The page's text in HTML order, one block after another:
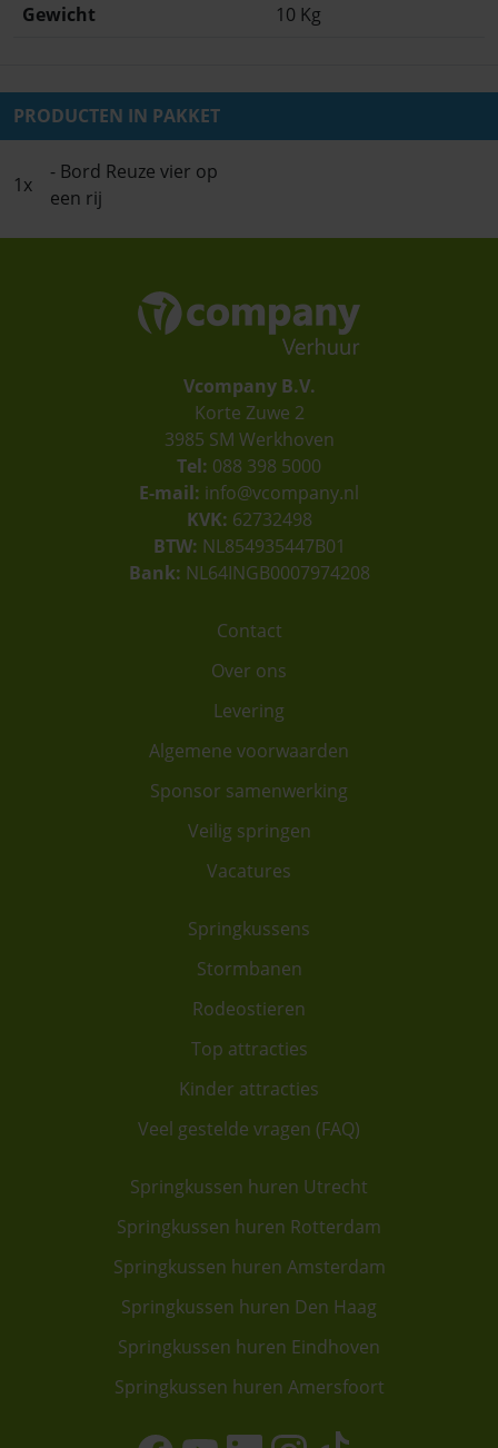
Gewicht
10 Kg
PRODUCTEN IN PAKKET
1x
- Bord Reuze vier op
een rij
Vcompany B.V.
Korte Zuwe 2
3985 SM Werkhoven
Tel: 088 398 5000
E-mail: info@vcompany.nl
KVK: 62732498
BTW: NL854935447B01
Bank: NL64INGB0007974208
Contact
Over ons
Levering
Algemene voorwaarden
Sponsor samenwerking
Veilig springen
Vacatures
Springkussens
Stormbanen
Rodeostieren
Top attracties
Kinder attracties
Veel gestelde vragen (FAQ)
Springkussen huren Utrecht
Springkussen huren Rotterdam
Springkussen huren Amsterdam
Springkussen huren Den Haag
Springkussen huren Eindhoven
Springkussen huren Amersfoort